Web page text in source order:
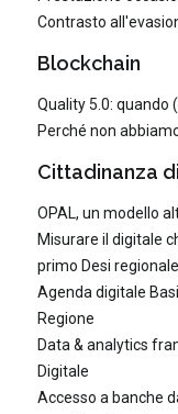
Contrasto
Blockchain
Quality 5.0: quando
Perché non
Cittadinanza
OPAL, un modello
Misurare il digitale
primo Desi regionale
Agenda digitale
Regione
Data & analytics
Digitale
Accesso a banche